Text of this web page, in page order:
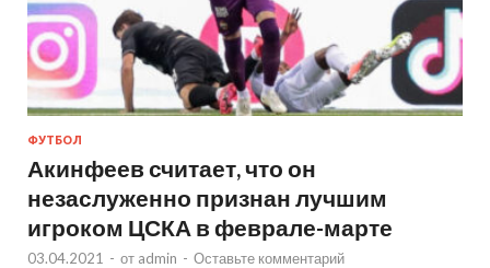
ФУТБОЛ
Акинфеев считает, что он
незаслуженно признан лучшим
игроком ЦСКА в феврале-марте
03.04.2021 - от admin - Оставьте комментарий